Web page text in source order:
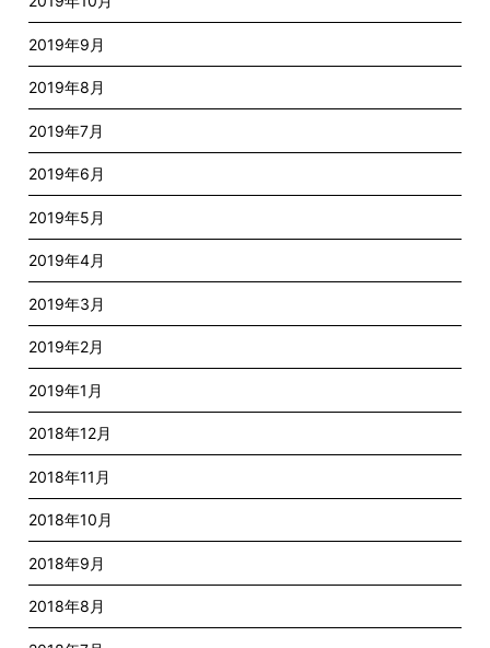
2019年9月
2019年8月
2019年7月
2019年6月
2019年5月
2019年4月
2019年3月
2019年2月
2019年1月
2018年12月
2018年11月
2018年10月
2018年9月
2018年8月